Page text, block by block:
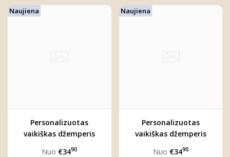
Naujiena
Personalizuotas
vaikiškas džemperis
Nuo €3490
Naujiena
Personalizuotas
vaikiškas džemperis
Nuo €3490